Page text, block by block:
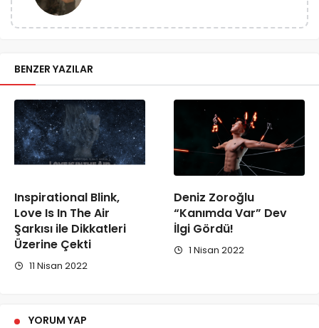
BENZER YAZILAR
Inspirational Blink,
Love Is In The Air
Şarkısı ile Dikkatleri
Üzerine Çekti
11 Nisan 2022
Deniz Zoroğlu
“Kanımda Var” Dev
İlgi Gördü!
1 Nisan 2022
YORUM YAP